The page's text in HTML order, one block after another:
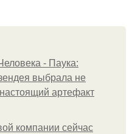
- Паука:
выбрала не
артефакт
компании сейчас